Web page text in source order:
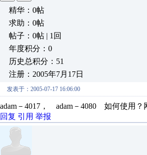
精华：0帖
求助：0帖
帖子：0帖 | 1回
年度积分：0
历史总积分：51
注册：2005年7月17日
发表于：2005-07-17 16:06:00
adam－4017， adam－4080 如何使用？
回复 引用 举报